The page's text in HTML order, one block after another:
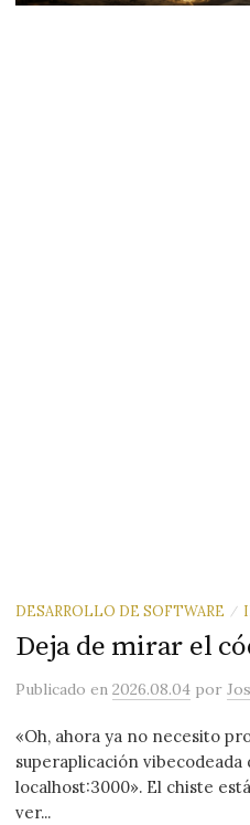
DESARROLLO DE SOFTWARE /
Deja de mirar el
Publicadoen2026.08.04 por
«Oh, ahora ya no necesito
superaplicación
localhost:3000». El chiste
ver...